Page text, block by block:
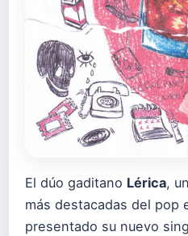
El dúo gaditano Lérica,
más destacadas del pop
presentado su nuevo